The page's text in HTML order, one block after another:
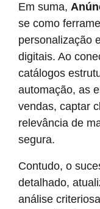
Em suma,
se como
personalização
digitais. Ao
catálogos
automação, as
vendas, captar
relevância de
segura.
Contudo, o
detalhado,
análise